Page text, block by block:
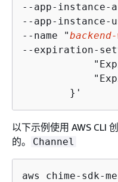
--app-instance-
--app-instance-
--name "
--expiration-
        }'
以下示例使用 AWS CLI
的。
Channel
aws chime-sdk-